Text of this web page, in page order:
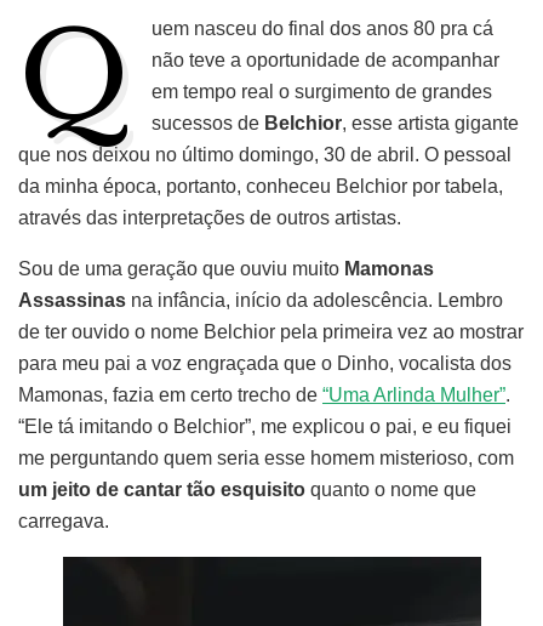
Q
uem nasceu do final dos anos 80 pra cá
não teve a oportunidade de acompanhar
em tempo real o surgimento de grandes
sucessos de Belchior, esse artista gigante
que nos deixou no último domingo, 30 de abril. O pessoal
da minha época, portanto, conheceu Belchior por tabela,
através das interpretações de outros artistas.
Sou de uma geração que ouviu muito Mamonas
Assassinas na infância, início da adolescência. Lembro
de ter ouvido o nome Belchior pela primeira vez ao mostrar
para meu pai a voz engraçada que o Dinho, vocalista dos
Mamonas, fazia em certo trecho de “Uma Arlinda Mulher”.
“Ele tá imitando o Belchior”, me explicou o pai, e eu fiquei
me perguntando quem seria esse homem misterioso, com
um jeito de cantar tão esquisito quanto o nome que
carregava.